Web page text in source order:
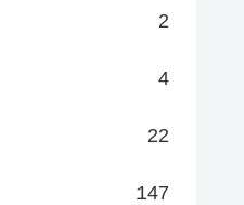
2
4
22
147